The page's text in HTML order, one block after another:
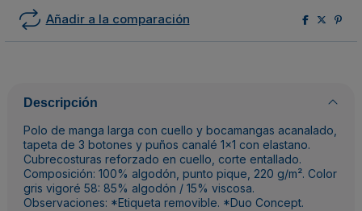
Añadir a la comparación
Descripción
Polo de manga larga con cuello y bocamangas acanalado,
tapeta de 3 botones y puños canalé 1x1 con elastano.
Cubrecosturas reforzado en cuello, corte entallado.
Composición: 100% algodón, punto pique, 220 g/m². Color
gris vigoré 58: 85% algodón / 15% viscosa.
Observaciones: *Etiqueta removible. *Duo Concept.